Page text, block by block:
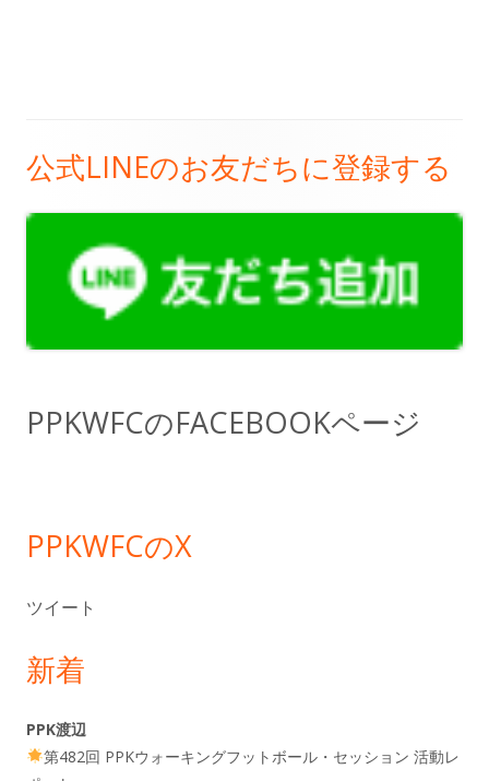
メ
イ
イ
ド
公式LINEのお友だちに登録する
PPKWFCのFACEBOOKページ
PPKWFCのX
ツイート
新着
PPK渡辺
第482回 PPKウォーキングフットボール・セッション 活動レ